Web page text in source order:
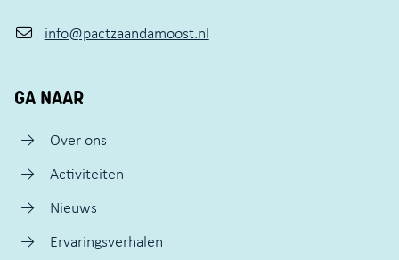
info@pactzaandamoost.nl
GA NAAR
Over ons
Activiteiten
Nieuws
Ervaringsverhalen